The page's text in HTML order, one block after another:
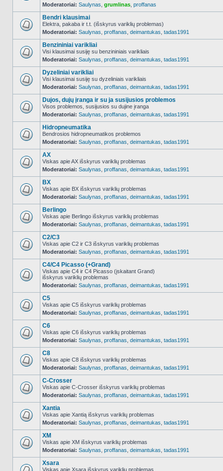
NO_UNREAD_POSTS
Moderatoriai: Saulynas grumlinas proffanas
NO_UNREAD_POSTS
Bendri klausimai
Elektra, pakaba ir t.t. (išskyrus variklių problemas)
Moderatoriai: Saulynas proffanas deimantukas tadas1991
NO_UNREAD_POSTS
Benzininiai varikliai
Visi klausimai susiję su benzininiais varikliais
Moderatoriai: Saulynas proffanas deimantukas tadas1991
NO_UNREAD_POSTS
Dyzeliniai varikliai
Visi klausimai susiję su dyzeliniais varikliais
Moderatoriai: Saulynas proffanas deimantukas tadas1991
NO_UNREAD_POSTS
Dujos, dujų įranga ir su ja susijusios problemos
Visos problemos, susijusios su dujine įranga
Moderatoriai: Saulynas proffanas deimantukas tadas1991
NO_UNREAD_POSTS
Hidropneumatika
Bendrosios hidropneumatikos problemos
Moderatoriai: Saulynas proffanas deimantukas tadas1991
NO_UNREAD_POSTS
AX
Viskas apie AX išskyrus variklių problemas
Moderatoriai: Saulynas proffanas deimantukas tadas1991
NO_UNREAD_POSTS
BX
Viskas apie BX išskyrus variklių problemas
Moderatoriai: Saulynas proffanas deimantukas tadas1991
NO_UNREAD_POSTS
Berlingo
Viskas apie Berlingo išskyrus variklių problemas
Moderatoriai: Saulynas proffanas deimantukas tadas1991
NO_UNREAD_POSTS
C2/C3
Viskas apie C2 ir C3 išskyrus variklių problemas
Moderatoriai: Saulynas proffanas deimantukas tadas1991
NO_UNREAD_POSTS
C4/C4 Picasso (+Grand)
Viskas apie C4 ir C4 Picasso (įskaitant Grand)
išskyrus variklių problemas
Moderatoriai: Saulynas proffanas deimantukas tadas1991
NO_UNREAD_POSTS
C5
Viskas apie C5 išskyrus variklių problemas
Moderatoriai: Saulynas proffanas deimantukas tadas1991
NO_UNREAD_POSTS
C6
Viskas apie C6 išskyrus variklių problemas
Moderatoriai: Saulynas proffanas deimantukas tadas1991
NO_UNREAD_POSTS
C8
Viskas apie C8 išskyrus variklių problemas
Moderatoriai: Saulynas proffanas deimantukas tadas1991
NO_UNREAD_POSTS
C-Crosser
Viskas apie C-Crosser išskyrus variklių problemas
Moderatoriai: Saulynas proffanas deimantukas tadas1991
NO_UNREAD_POSTS
Xantia
Viskas apie Xantią išskyrus variklių problemas
Moderatoriai: Saulynas proffanas deimantukas tadas1991
NO_UNREAD_POSTS
XM
Viskas apie XM išskyrus variklių problemas
Moderatoriai: Saulynas proffanas deimantukas tadas1991
Xsara
Viskas apie Xsarą išskyrus variklių problemas